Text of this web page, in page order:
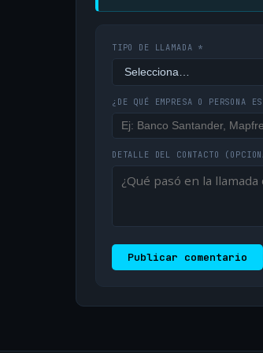
TIPO DE LLAMADA *
¿DE QUÉ EMPRESA O PERSONA
DETALLE DEL CONTACTO
Publicar comentario